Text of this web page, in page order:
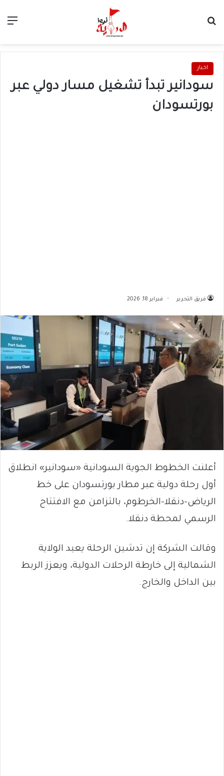
اخبار
سودانير تبدأ تشغيل مسار دولي عبر
بورتسودان
فريق التحرير فبراير 18, 2026
أعلنت الخطوط الجوية السودانية «سودانير» انطلاق
أول رحلة دولية عبر مطار بورتسودان على خط
الرياض–دنقلا–الخرطوم، بالتزامن مع الافتتاح
الرسمي لمحطة دنقلا.
وقالت الشركة إن تدشين الرحلة يعيد الولاية
الشمالية إلى خارطة الرحلات الدولية، ويعزز الربط
بين الداخل والخارج.